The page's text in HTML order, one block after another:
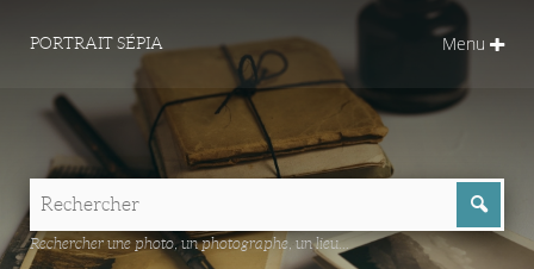
PORTRAIT SÉPIA Menu
Rechercher une photo, un photographe, un lieu...